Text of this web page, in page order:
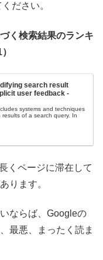
ださい。
く検索結果のランキ
search result
user feedback -
systems and techniques
of a search query. In
くページに滞在して
ります。
ならば、Googleの
最悪、まったく読ま